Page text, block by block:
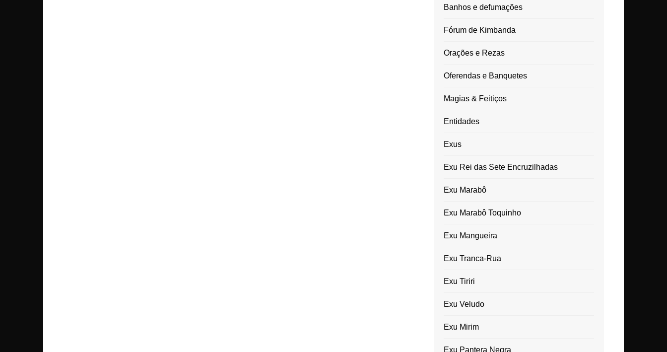
Banhos e defumações
Fórum de Kimbanda
Orações e Rezas
Oferendas e Banquetes
Magias & Feitiços
Entidades
Exus
Exu Rei das Sete Encruzilhadas
Exu Marabô
Exu Marabô Toquinho
Exu Mangueira
Exu Tranca-Rua
Exu Tiriri
Exu Veludo
Exu Mirim
Exu Pantera Negra